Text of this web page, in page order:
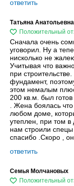
ответить
Татьяна Анатольевна
Сначала очень
уговорил. Ну а
нисколько не
Учитывая что
при
фундамент,
этом немалым
200 кв.м. был
. Жена боялась
любом доме,
утеплен, при том
нам строили
спасибо .Скоро ,
ответить
Семья Молчановых